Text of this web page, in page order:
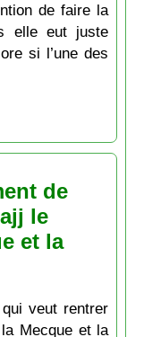
de faire la
elle eut juste
si l’une des
de
le
et la
veut rentrer
Mecque et la